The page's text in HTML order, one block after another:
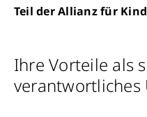
Teil der Allianz für
Ihre Vorteile als
verantwortliches